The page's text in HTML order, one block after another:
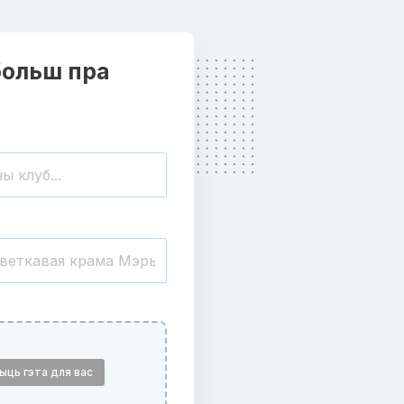
пра
гэта для вас